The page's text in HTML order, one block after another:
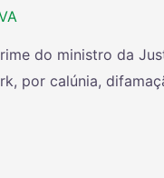
do ministro da
por calúnia,